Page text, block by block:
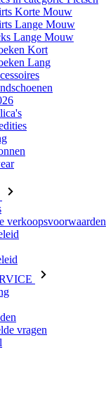
Korte Mouw
Lange Mouw
Lange Mouw
Kort
Lang
verkoopsvoorwaarden
vragen